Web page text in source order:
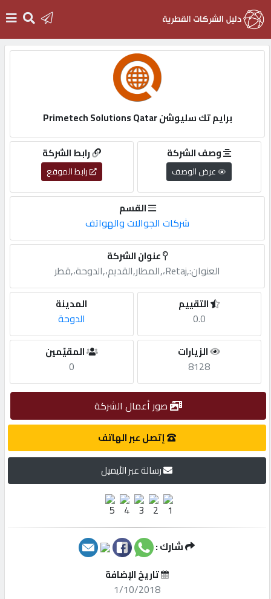
التسجيل
English
أضف
مطلوب
طلب
الاحصائيات
مميزة
إبحث
برايم تك سليوشن Primetech Solutions Qatar
رابط الشركة
رابط الموقع
وصف الشركة
عرض الوصف
القسم
شركات الجوالات والهواتف
عنوان الشركة
العنوان:,Retaj،,المطار,القديم،,الدوحة،,قطر
المدينة
الدوحة
التقييم
0.0
المقيّمين
0
الزيارات
8128
صور أعمال الشركة
إتصل عبر الهاتف
رسالة عبر الأيميل
شارك :
تاريخ الإضافة
1/10/2018